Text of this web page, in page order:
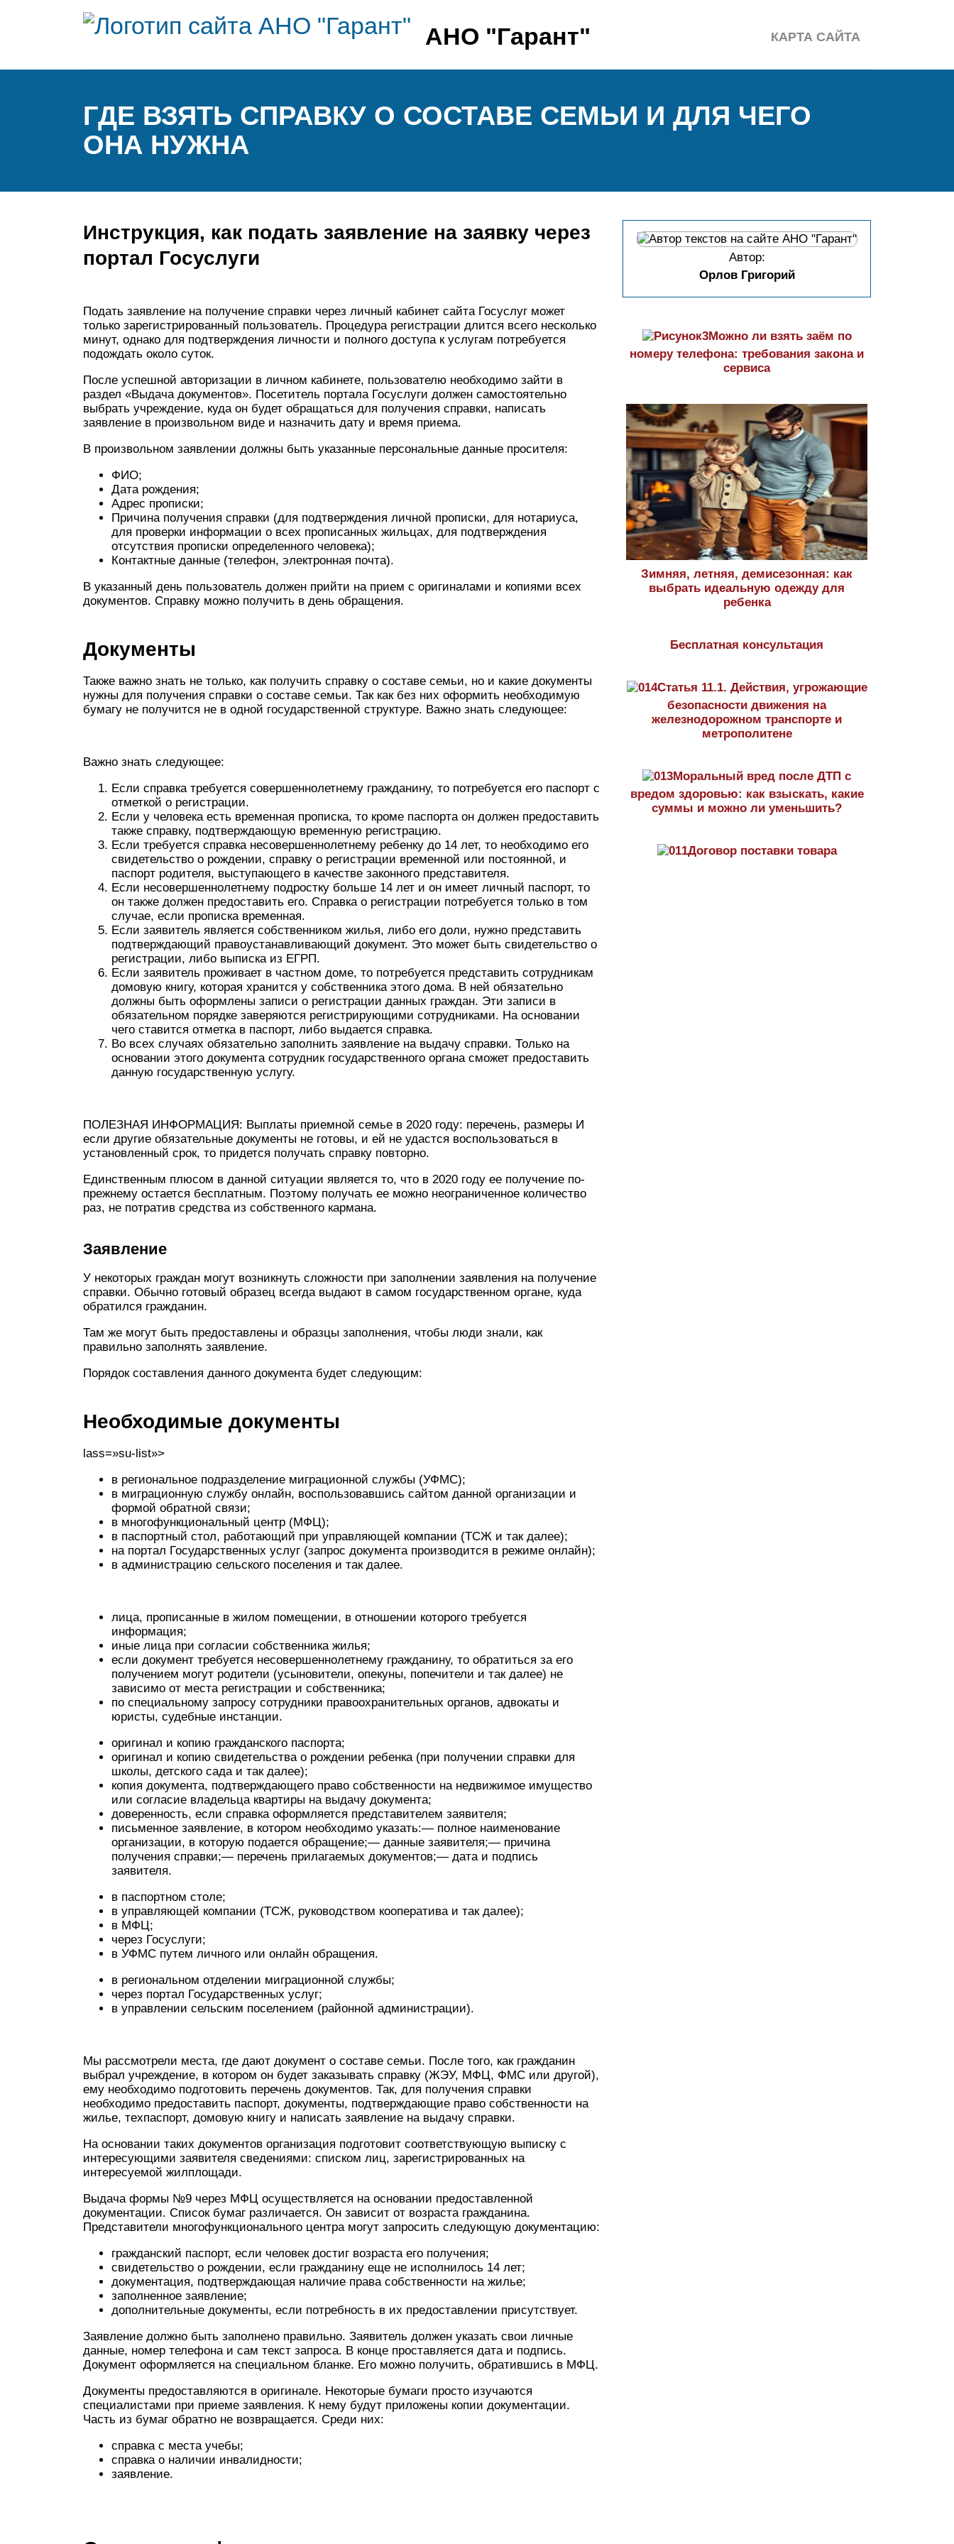
АНО "Гарант" КАРТА САЙТА
ГДЕ ВЗЯТЬ СПРАВКУ О СОСТАВЕ СЕМЬИ И ДЛЯ ЧЕГО
ОНА НУЖНА
Инструкция, как подать заявление на заявку через
портал Госуслуги
Подать заявление на получение справки через личный кабинет сайта Госуслуг может
только зарегистрированный пользователь. Процедура регистрации длится всего несколько
минут, однако для подтверждения личности и полного доступа к услугам потребуется
подождать около суток.
После успешной авторизации в личном кабинете, пользователю необходимо зайти в
раздел «Выдача документов». Посетитель портала Госуслуги должен самостоятельно
выбрать учреждение, куда он будет обращаться для получения справки, написать
заявление в произвольном виде и назначить дату и время приема.
В произвольном заявлении должны быть указанные персональные данные просителя:
ФИО;
Дата рождения;
Адрес прописки;
Причина получения справки (для подтверждения личной прописки, для нотариуса,
для проверки информации о всех прописанных жильцах, для подтверждения
отсутствия прописки определенного человека);
Контактные данные (телефон, электронная почта).
В указанный день пользователь должен прийти на прием с оригиналами и копиями всех
документов. Справку можно получить в день обращения.
Документы
Также важно знать не только, как получить справку о составе семьи, но и какие документы
нужны для получения справки о составе семьи. Так как без них оформить необходимую
бумагу не получится не в одной государственной структуре. Важно знать следующее:
Важно знать следующее:
Если справка требуется совершеннолетнему гражданину, то потребуется его паспорт с
отметкой о регистрации.
Если у человека есть временная прописка, то кроме паспорта он должен предоставить
также справку, подтверждающую временную регистрацию.
Если требуется справка несовершеннолетнему ребенку до 14 лет, то необходимо его
свидетельство о рождении, справку о регистрации временной или постоянной, и
паспорт родителя, выступающего в качестве законного представителя.
Если несовершеннолетнему подростку больше 14 лет и он имеет личный паспорт, то
он также должен предоставить его. Справка о регистрации потребуется только в том
случае, если прописка временная.
Если заявитель является собственником жилья, либо его доли, нужно представить
подтверждающий правоустанавливающий документ. Это может быть свидетельство о
регистрации, либо выписка из ЕГРП.
Если заявитель проживает в частном доме, то потребуется представить сотрудникам
домовую книгу, которая хранится у собственника этого дома. В ней обязательно
должны быть оформлены записи о регистрации данных граждан. Эти записи в
обязательном порядке заверяются регистрирующими сотрудниками. На основании
чего ставится отметка в паспорт, либо выдается справка.
Во всех случаях обязательно заполнить заявление на выдачу справки. Только на
основании этого документа сотрудник государственного органа сможет предоставить
данную государственную услугу.
ПОЛЕЗНАЯ ИНФОРМАЦИЯ: Выплаты приемной семье в 2020 году: перечень, размеры И
если другие обязательные документы не готовы, и ей не удастся воспользоваться в
установленный срок, то придется получать справку повторно.
Единственным плюсом в данной ситуации является то, что в 2020 году ее получение по-
прежнему остается бесплатным. Поэтому получать ее можно неограниченное количество
раз, не потратив средства из собственного кармана.
Заявление
У некоторых граждан могут возникнуть сложности при заполнении заявления на получение
справки. Обычно готовый образец всегда выдают в самом государственном органе, куда
обратился гражданин.
Там же могут быть предоставлены и образцы заполнения, чтобы люди знали, как
правильно заполнять заявление.
Порядок составления данного документа будет следующим:
Необходимые документы
lass=»su-list»>
в региональное подразделение миграционной службы (УФМС);
в миграционную службу онлайн, воспользовавшись сайтом данной организации и
формой обратной связи;
в многофункциональный центр (МФЦ);
в паспортный стол, работающий при управляющей компании (ТСЖ и так далее);
на портал Государственных услуг (запрос документа производится в режиме онлайн);
в администрацию сельского поселения и так далее.
лица, прописанные в жилом помещении, в отношении которого требуется
информация;
иные лица при согласии собственника жилья;
если документ требуется несовершеннолетнему гражданину, то обратиться за его
получением могут родители (усыновители, опекуны, попечители и так далее) не
зависимо от места регистрации и собственника;
по специальному запросу сотрудники правоохранительных органов, адвокаты и
юристы, судебные инстанции.
оригинал и копию гражданского паспорта;
оригинал и копию свидетельства о рождении ребенка (при получении справки для
школы, детского сада и так далее);
копия документа, подтверждающего право собственности на недвижимое имущество
или согласие владельца квартиры на выдачу документа;
доверенность, если справка оформляется представителем заявителя;
письменное заявление, в котором необходимо указать:— полное наименование
организации, в которую подается обращение;— данные заявителя;— причина
получения справки;— перечень прилагаемых документов;— дата и подпись
заявителя.
в паспортном столе;
в управляющей компании (ТСЖ, руководством кооператива и так далее);
в МФЦ;
через Госуслуги;
в УФМС путем личного или онлайн обращения.
в региональном отделении миграционной службы;
через портал Государственных услуг;
в управлении сельским поселением (районной администрации).
Мы рассмотрели места, где дают документ о составе семьи. После того, как гражданин
выбрал учреждение, в котором он будет заказывать справку (ЖЭУ, МФЦ, ФМС или другой),
ему необходимо подготовить перечень документов. Так, для получения справки
необходимо предоставить паспорт, документы, подтверждающие право собственности на
жилье, техпаспорт, домовую книгу и написать заявление на выдачу справки.
На основании таких документов организация подготовит соответствующую выписку с
интересующими заявителя сведениями: списком лиц, зарегистрированных на
интересуемой жилплощади.
Выдача формы №9 через МФЦ осуществляется на основании предоставленной
документации. Список бумаг различается. Он зависит от возраста гражданина.
Представители многофункционального центра могут запросить следующую документацию:
гражданский паспорт, если человек достиг возраста его получения;
свидетельство о рождении, если гражданину еще не исполнилось 14 лет;
документация, подтверждающая наличие права собственности на жилье;
заполненное заявление;
дополнительные документы, если потребность в их предоставлении присутствует.
Заявление должно быть заполнено правильно. Заявитель должен указать свои личные
данные, номер телефона и сам текст запроса. В конце проставляется дата и подпись.
Документ оформляется на специальном бланке. Его можно получить, обратившись в МФЦ.
Документы предоставляются в оригинале. Некоторые бумаги просто изучаются
специалистами при приеме заявления. К нему будут приложены копии документации.
Часть из бумаг обратно не возвращается. Среди них:
справка с места учебы;
справка о наличии инвалидности;
заявление.
Автор:
Орлов Григорий
Можно ли взять заём по
номеру телефона: требования закона и
сервиса
Зимняя, летняя, демисезонная: как
выбрать идеальную одежду для
ребенка
Бесплатная консультация
Статья 11.1. Действия, угрожающие
безопасности движения на
железнодорожном транспорте и
метрополитене
Моральный вред после ДТП с
вредом здоровью: как взыскать, какие
суммы и можно ли уменьшить?
Договор поставки товара